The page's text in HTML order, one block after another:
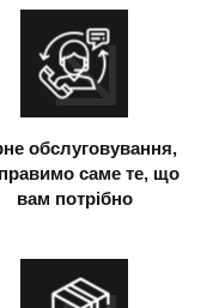
обслуговування,
саме те, що
вам потрібно